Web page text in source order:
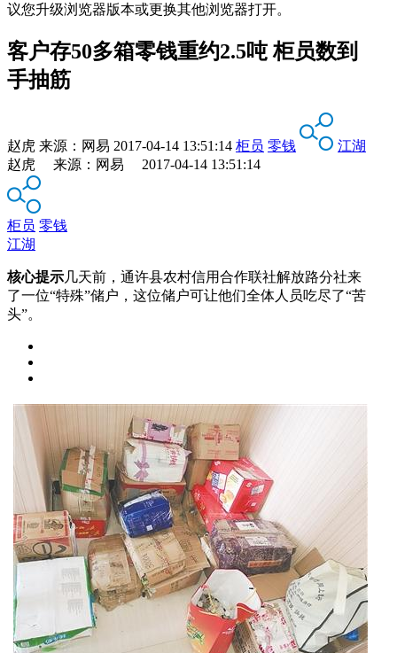
议您升级浏览器版本或更换其他浏览器打开。
客户存50多箱零钱重约2.5吨 柜员数到
手抽筋
赵虎 来源： 网易 2017-04-14 13:51:14 柜员 零钱
江湖
赵虎 来源：网易 2017-04-14 13:51:14
柜员 零钱
江湖
核心提示几天前，通许县农村信用合作联社解放路分社来
了一位“特殊”储户，这位储户可让他们全体人员吃尽了“苦
头”。